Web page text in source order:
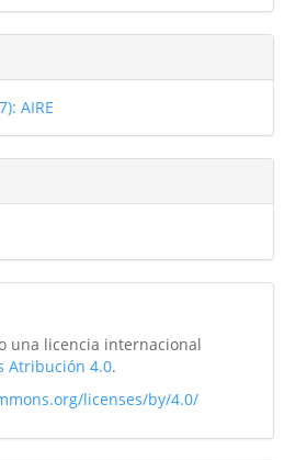
AIRE
una licencia internacional
Atribución 4.0.
licenses/by/4.0/